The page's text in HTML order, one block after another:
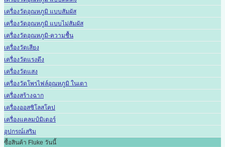
เครื่องวัดอุณหภูมิ แบบสัมผัส
เครื่องวัดอุณหภูมิ แบบไม่สัมผัส
เครื่องวัดอุณหภูมิ-ความชื้น
เครื่องวัดเสียง
เครื่องวัดแรงดึง
เครื่องวัดแสง
เครื่องวัดโพรไฟล์อุณหภูมิ ในเตา
เครื่องสร้างฉาก
เครื่องออสซิโลสโคป
เครื่องแคลมป์มิเตอร์
อุปกรณ์เสริม
ซื้อสินค้า Fluke วันนี้